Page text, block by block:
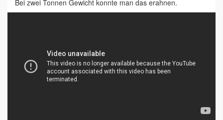
Bei zwei Tonnen Gewicht konnte man das erahnen.